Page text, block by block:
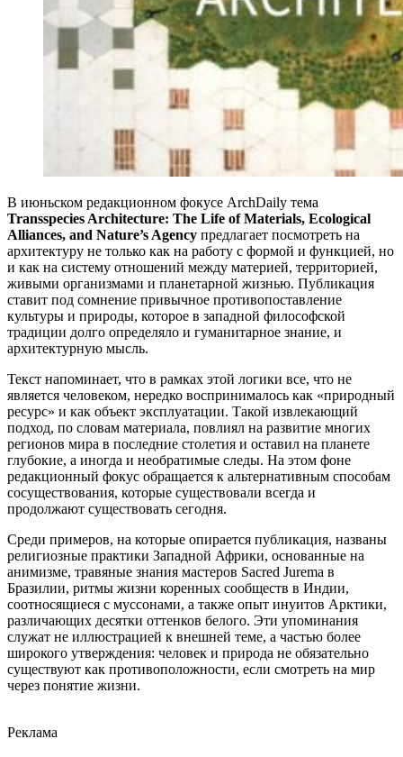
В июньском редакционном фокусе ArchDaily тема
Transspecies Architecture: The Life of Materials, Ecological
Alliances, and Nature’s Agency предлагает посмотреть на
архитектуру не только как на работу с формой и функцией, но
и как на систему отношений между материей, территорией,
живыми организмами и планетарной жизнью. Публикация
ставит под сомнение привычное противопоставление
культуры и природы, которое в западной философской
традиции долго определяло и гуманитарное знание, и
архитектурную мысль.
Текст напоминает, что в рамках этой логики все, что не
является человеком, нередко воспринималось как «природный
ресурс» и как объект эксплуатации. Такой извлекающий
подход, по словам материала, повлиял на развитие многих
регионов мира в последние столетия и оставил на планете
глубокие, а иногда и необратимые следы. На этом фоне
редакционный фокус обращается к альтернативным способам
сосуществования, которые существовали всегда и
продолжают существовать сегодня.
Среди примеров, на которые опирается публикация, названы
религиозные практики Западной Африки, основанные на
анимизме, травяные знания мастеров Sacred Jurema в
Бразилии, ритмы жизни коренных сообществ в Индии,
соотносящиеся с муссонами, а также опыт инуитов Арктики,
различающих десятки оттенков белого. Эти упоминания
служат не иллюстрацией к внешней теме, а частью более
широкого утверждения: человек и природа не обязательно
существуют как противоположности, если смотреть на мир
через понятие жизни.
Реклама